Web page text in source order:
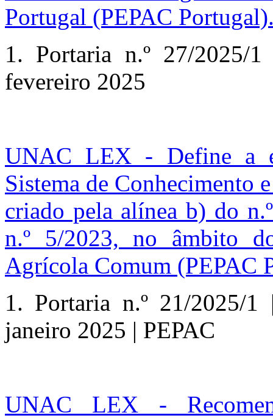
Portugal (PEPAC
1. Portaria n.º 27/
fevereiro 2025
UNAC LEX - Define a
Sistema de
criado pela alínea b) do
n.º 5/2023, no âmbito
Agrícola Comum (PEPAC
1. Portaria n.º 21/2025/
janeiro 2025 | PEPAC
UNAC LEX -